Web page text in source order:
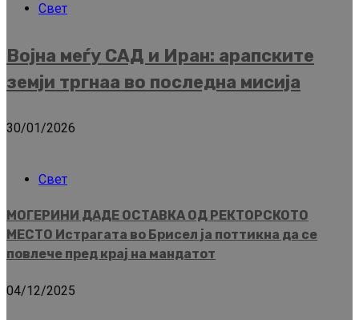
Свет
Војна меѓу САД и Иран: арапските
земји тргнаа во последна мисија
30/01/2026
Свет
МОГЕРИНИ ДАДЕ ОСТАВКА ОД РЕКТОРСКОТО
МЕСТО Истрагата во Брисел ја поттикна да се
повлече пред крај на мандатот
04/12/2025